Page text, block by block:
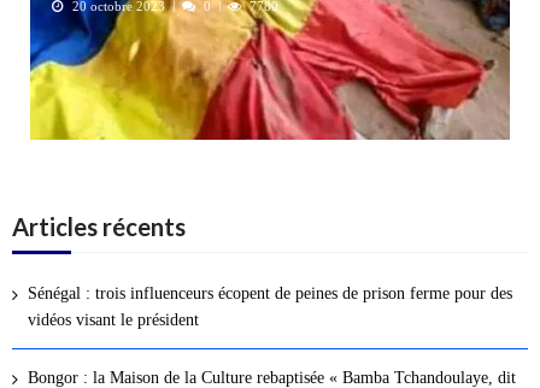
20 octobre 2023 0 7780
Articles récents
Sénégal : trois influenceurs écopent de peines de prison ferme pour des
vidéos visant le président
Bongor : la Maison de la Culture rebaptisée « Bamba Tchandoulaye, dit